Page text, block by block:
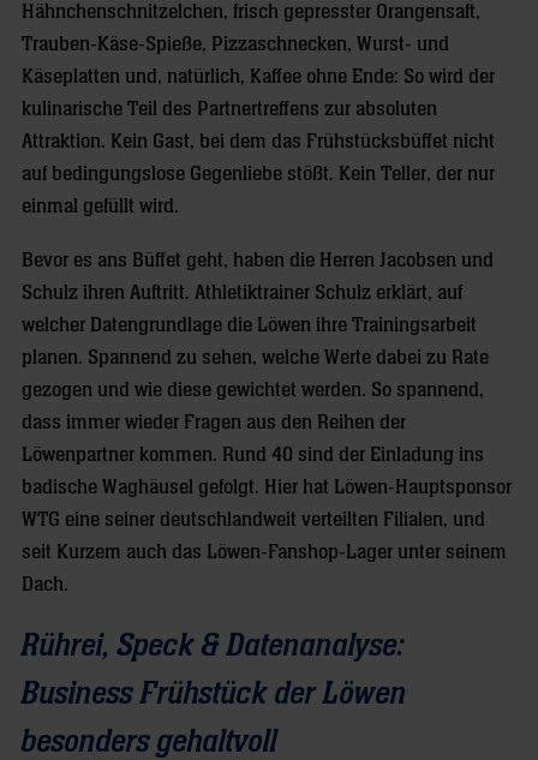
Hähnchenschnitzelchen, frisch gepresster Orangensaft,
Trauben-Käse-Spieße, Pizzaschnecken, Wurst- und
Käseplatten und, natürlich, Kaffee ohne Ende: So wird der
kulinarische Teil des Partnertreffens zur absoluten
Attraktion. Kein Gast, bei dem das Frühstücksbüffet nicht
auf bedingungslose Gegenliebe stößt. Kein Teller, der nur
einmal gefüllt wird.
Bevor es ans Büffet geht, haben die Herren Jacobsen und
Schulz ihren Auftritt. Athletiktrainer Schulz erklärt, auf
welcher Datengrundlage die Löwen ihre Trainingsarbeit
planen. Spannend zu sehen, welche Werte dabei zu Rate
gezogen und wie diese gewichtet werden. So spannend,
dass immer wieder Fragen aus den Reihen der
Löwenpartner kommen. Rund 40 sind der Einladung ins
badische Waghäusel gefolgt. Hier hat Löwen-Hauptsponsor
WTG eine seiner deutschlandweit verteilten Filialen, und
seit Kurzem auch das Löwen-Fanshop-Lager unter seinem
Dach.
Rührei, Speck & Datenanalyse:
Business Frühstück der Löwen
besonders gehaltvoll